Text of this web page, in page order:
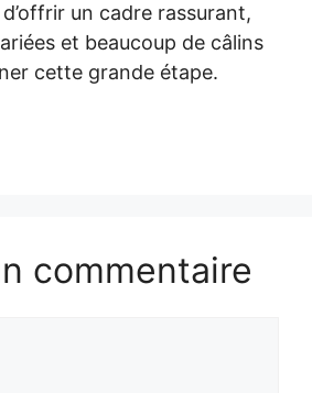
d’offrir un cadre rassurant,
et beaucoup de câlins
cette grande étape.
commentaire